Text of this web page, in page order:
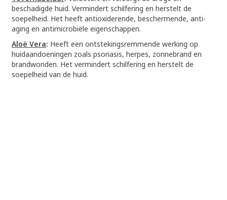
beschadigde huid. Vermindert schilfering en herstelt de
soepelheid. Het heeft antioxiderende, beschermende, anti-
aging en antimicrobiële eigenschappen.
Aloë Vera: Heeft een ontstekingsremmende werking op
huidaandoeningen zoals psoriasis, herpes, zonnebrand en
brandwonden. Het vermindert schilfering en herstelt de
soepelheid van de huid.